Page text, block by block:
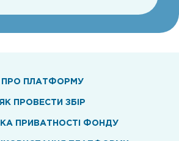
ПРО ПЛАТФОРМУ
ЯК ПРОВЕСТИ ЗБІР
ПРИВАТНОСТІ ФОНДУ